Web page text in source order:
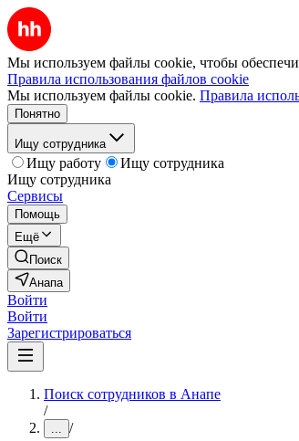
Мы используем файлы cookie, чтобы
Правила использования файлов cookie
Мы используем файлы cookie. Правила
Понятно
Ищу сотрудника
Ищу работу
Ищу сотрудника
Ищу сотрудника
Сервисы
Помощь
Ещё
Поиск
Анапа
Войти
Войти
Зарегистрироваться
Поиск сотрудников в Анапе
/
... /